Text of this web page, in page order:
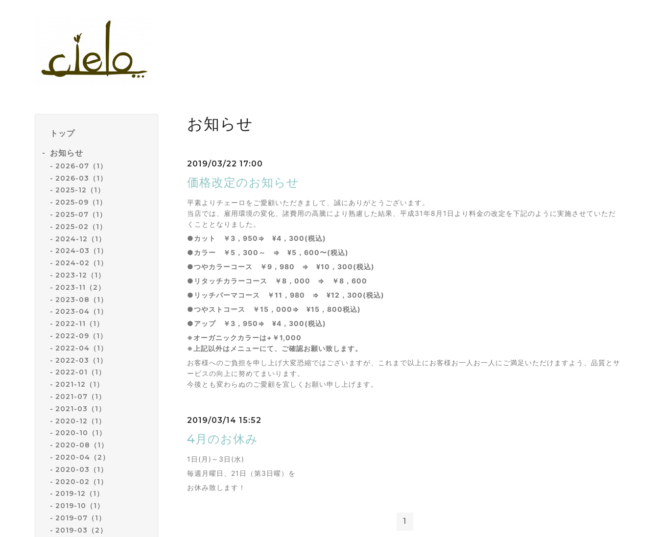
トップ
お知らせ
2026-07（1）
2026-03（1）
2025-12（1）
2025-09（1）
2025-07（1）
2025-02（1）
2024-12（1）
2024-03（1）
2024-02（1）
2023-12（1）
2023-11（2）
2023-08（1）
2023-04（1）
2022-11（1）
2022-09（1）
2022-04（1）
2022-03（1）
2022-01（1）
2021-12（1）
2021-07（1）
2021-03（1）
2020-12（1）
2020-10（1）
2020-08（1）
2020-04（2）
2020-03（1）
2020-02（1）
2019-12（1）
2019-10（1）
2019-07（1）
2019-03（2）
お知らせ
2019/03/22 17:00
価格改定のお知らせ
平素よりチェーロをご愛顧いただきまして、誠にありがとうございます。
当店では、雇用環境の変化、諸費用の高騰により熟慮した結果、平成31年8月1日より料金の改定を下記のように実施させていただ
くこととなりました。
●カット ￥3，950⇒ ¥4，300(税込)
●カラー ￥5，300～ ⇒ ¥5，600〜(税込)
●つやカラーコース ￥9，980 ⇒ ¥10，300(税込)
●リタッチカラーコース ￥8，000 ⇒ ￥8，600
●リッチパーマコース ￥11，980 ⇒ ¥12，300(税込)
●つやストコース ￥15，000⇒ ¥15，800税込)
●アップ ￥3，950⇒ ¥4，300(税込)
※オーガニックカラーは+￥1,000
※上記以外はメニューにて、ご確認お願い致します。
お客様へのご負担を申し上げ大変恐縮ではございますが、これまで以上にお客様お一人お一人にご満足いただけますよう、品質とサ
ービスの向上に努めてまいります。
今後とも変わらぬのご愛顧を宜しくお願い申し上げます。
2019/03/14 15:52
4月のお休み
1日(月)～3日(水)
毎週月曜日、21日（第3日曜）を
お休み致します！
1